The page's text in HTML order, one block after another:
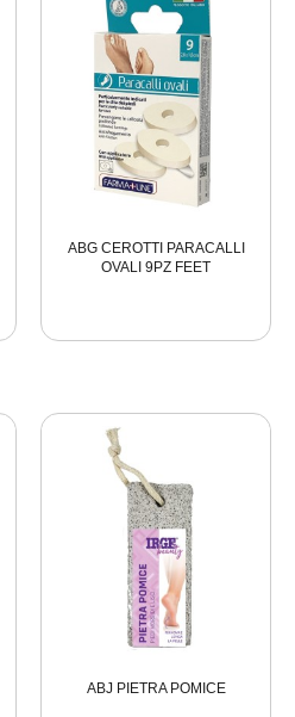
ABG CEROTTI PARACALLI
OVALI 9PZ FEET
ABJ PIETRA POMICE